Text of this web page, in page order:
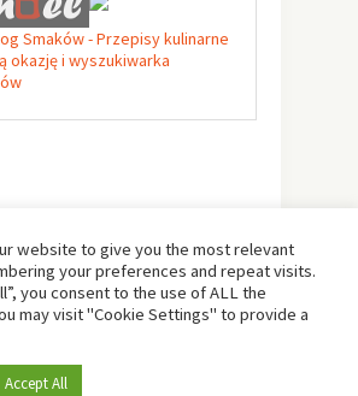
by
website to give you the most relevant
your preferences and repeat visits.
you consent to the use of ALL the
may visit "Cookie Settings" to provide a
Accept All